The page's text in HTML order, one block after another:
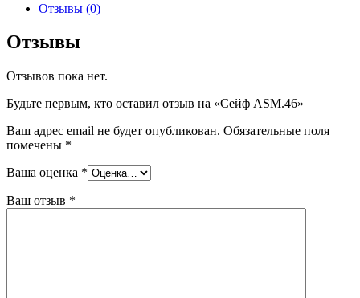
Отзывы (0)
Отзывы
Отзывов пока нет.
Будьте первым, кто оставил отзыв на «Сейф ASM.46»
Ваш адрес email не будет опубликован. Обязательные поля
помечены *
Ваша оценка *
Ваш отзыв *